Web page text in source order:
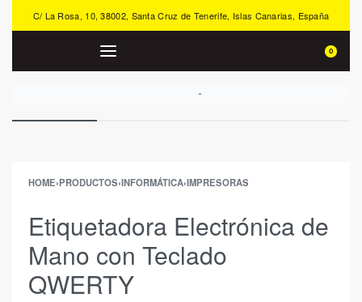
C/ La Rosa, 10, 38002, Santa Cruz de Tenerife, Islas Canarias, España
0
HOME›PRODUCTOS›INFORMÁTICA›IMPRESORAS
Etiquetadora Electrónica de
Mano con Teclado
QWERTY